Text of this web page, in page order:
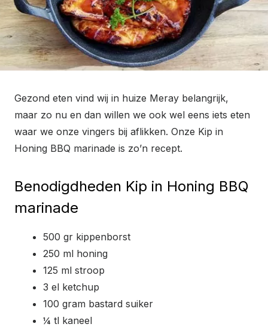
Gezond eten vind wij in huize Meray belangrijk,
maar zo nu en dan willen we ook wel eens iets eten
waar we onze vingers bij aflikken. Onze Kip in
Honing BBQ marinade is zo’n recept.
Benodigdheden Kip in Honing BBQ
marinade
500 gr kippenborst
250 ml honing
125 ml stroop
3 el ketchup
100 gram bastard suiker
¼ tl kaneel